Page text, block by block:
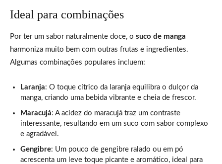
Ideal para combinações
Por ter um sabor naturalmente doce, o suco de manga
harmoniza muito bem com outras frutas e ingredientes.
Algumas combinações populares incluem:
Laranja: O toque cítrico da laranja equilibra o dulçor da
manga, criando uma bebida vibrante e cheia de frescor.
Maracujá: A acidez do maracujá traz um contraste
interessante, resultando em um suco com sabor complexo
e agradável.
Gengibre: Um pouco de gengibre ralado ou em pó
acrescenta um leve toque picante e aromático, ideal para